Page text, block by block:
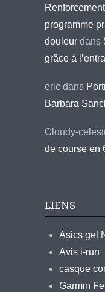
programme
douleur dans
grâce à
eric dans
Barbara
Cloudy-
de course en
LIENS
Asics gel
Avis i-run
casque
Garmin